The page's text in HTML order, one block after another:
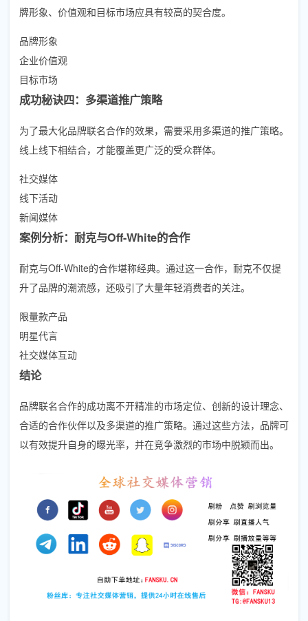
牌形象、价值观和目标市场应具有较高的契合度。
品牌形象
企业价值观
目标市场
成功秘诀四：多渠道推广策略
为了最大化品牌联名合作的效果，需要采用多渠道的推广策略。
线上线下相结合，才能覆盖更广泛的受众群体。
社交媒体
线下活动
新闻媒体
案例分析：耐克与Off-White的合作
耐克与Off-White的合作堪称经典。通过这一合作，耐克不仅提
升了品牌的潮流感，还吸引了大量年轻消费者的关注。
限量款产品
明星代言
社交媒体互动
结论
品牌联名合作的成功离不开精准的市场定位、创新的设计理念、
合适的合作伙伴以及多渠道的推广策略。通过这些方法，品牌可
以有效提升自身的曝光率，并在竞争激烈的市场中脱颖而出。